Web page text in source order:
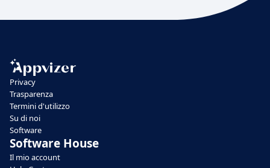
Privacy
Trasparenza
Termini d'utilizzo
Su di noi
Software
Software House
Il mio account